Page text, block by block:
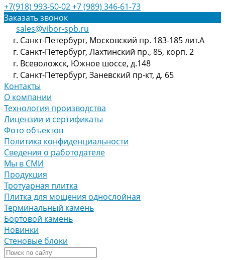
+7(918) 993-50-02+7 (989) 346-61-73
Заказать звонок
sales@vibor-spb.ru
г. Санкт-Петербург, Московский пр. 183-185 лит.А
г. Санкт-Петербург, Лахтинский пр., 85, корп. 2
г. Всеволожск, Южное шоссе, д.148
г. Санкт-Петербург, Заневский пр-кт, д. 65
Контакты
О компании
Технология производства
Лицензии и сертификаты
Фото объектов
Политика конфиденциальности
Сведения о работодателе
Мы в СМИ
Продукция
Тротуарная плитка
Плитка для мощения однослойная
Терминальный камень
Бортовой камень
Новинки
Стеновые блоки